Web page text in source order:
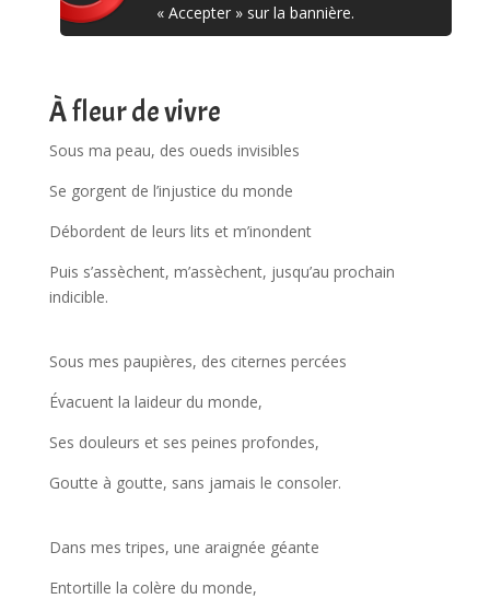
« Accepter » sur la bannière.
À fleur de vivre
Sous ma peau, des oueds invisibles
Se gorgent de l’injustice du monde
Débordent de leurs lits et m’inondent
Puis s’assèchent, m’assèchent, jusqu’au prochain
indicible.
Sous mes paupières, des citernes percées
Évacuent la laideur du monde,
Ses douleurs et ses peines profondes,
Goutte à goutte, sans jamais le consoler.
Dans mes tripes, une araignée géante
Entortille la colère du monde,